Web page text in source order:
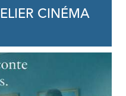
CINÉMA